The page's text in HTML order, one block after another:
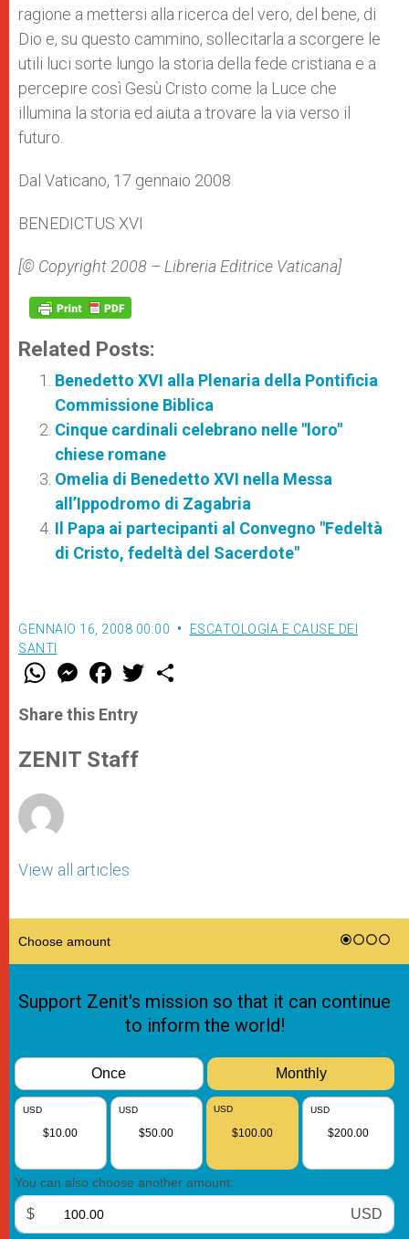
ragione a mettersi alla ricerca del vero, del bene, di
Dio e, su questo cammino, sollecitarla a scorgere le
utili luci sorte lungo la storia della fede cristiana e a
percepire così Gesù Cristo come la Luce che
illumina la storia ed aiuta a trovare la via verso il
futuro.
Dal Vaticano, 17 gennaio 2008
BENEDICTUS XVI
[© Copyright 2008 – Libreria Editrice Vaticana]
Related Posts:
Benedetto XVI alla Plenaria della Pontificia
Commissione Biblica
Cinque cardinali celebrano nelle "loro"
chiese romane
Omelia di Benedetto XVI nella Messa
all’Ippodromo di Zagabria
Il Papa ai partecipanti al Convegno "Fedeltà
di Cristo, fedeltà del Sacerdote"
GENNAIO 16, 2008 00:00
ESCATOLOGIA E CAUSE DEI
SANTI
W
t
s
p
p
M
e
s
e
g
e
F
a
e
b
o
k
w
Share this Entry
ZENIT Staff
View all articles